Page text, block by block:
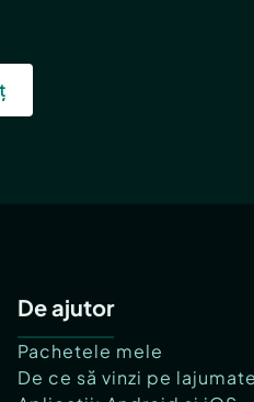
De ajutor
Pachetele mele
De ce să vinzi pe